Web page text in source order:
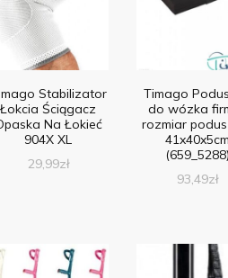
Stabilizator
Łokcia Ściągacz
Na Łokieć
904X XL
29,99zł
Timago
do wózka
rozmiar
41x40x5cm
(659_5288)
93,49zł